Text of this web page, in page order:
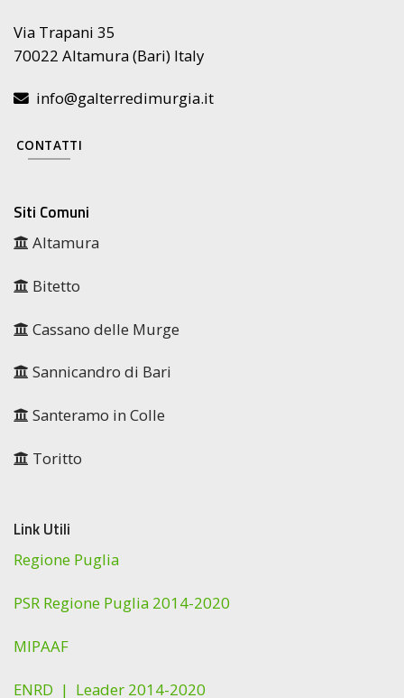
Via Trapani 35
70022 Altamura (Bari) Italy
info@galterredimurgia.it
CONTATTI
Siti Comuni
Altamura
Bitetto
Cassano delle Murge
Sannicandro di Bari
Santeramo in Colle
Toritto
Link Utili
Regione Puglia
PSR Regione Puglia 2014-2020
MIPAAF
ENRD | Leader 2014-2020